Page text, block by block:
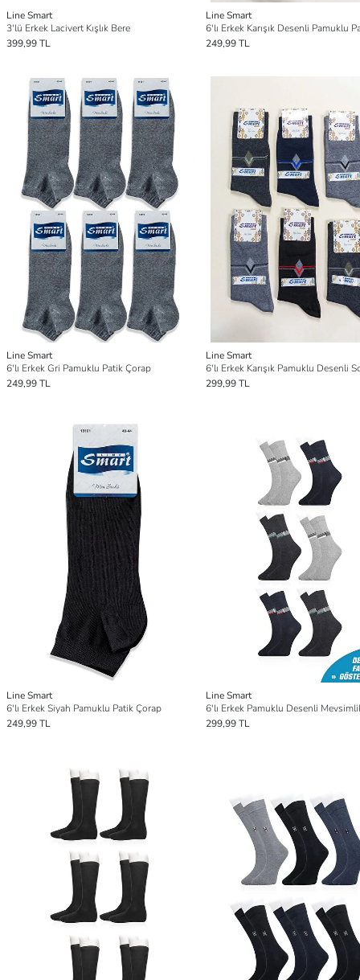
Line Smart
3'lü Erkek Lacivert Kışlık Bere
399,99 TL
Line Smart
249,99 TL
Line Smart
6'lı Erkek Gri Pamuklu Patik Çorap
249,99 TL
Line Smart
299,99 TL
Line Smart
6'lı Erkek Siyah Pamuklu Patik Çorap
249,99 TL
Line Smart
299,99 TL